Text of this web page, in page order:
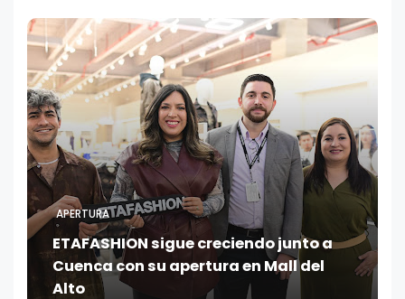
APERTURA
ETAFASHION sigue creciendo junto a
Cuenca con su apertura en Mall del
Alto